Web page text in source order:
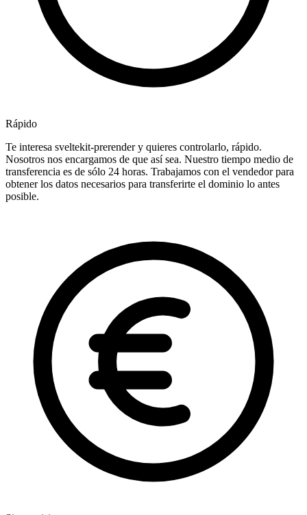
Rápido
Te interesa sveltekit-prerender y quieres controlarlo, rápido.
Nosotros nos encargamos de que así sea. Nuestro tiempo medio de
transferencia es de sólo 24 horas. Trabajamos con el vendedor para
obtener los datos necesarios para transferirte el dominio lo antes
posible.